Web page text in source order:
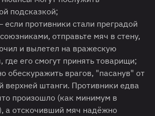
подсказкой;
если противники стали преградой
отправьте мяч в стену,
и вылетел на вражескую
где его смогут принять товарищи;
обескуражить врагов, "пасанув" от
верхней штанги. Противники едва
произошло (как минимум в
а отскочивший мяч надёжно